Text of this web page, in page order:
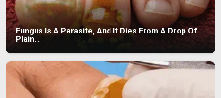
Fungus Is A Parasite, And It Dies From A Drop Of
Plain...